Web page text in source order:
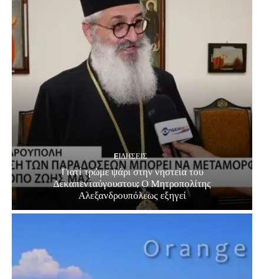
EΙΔΗΣΕΙΣ
Γιατί τρώμε ψάρι στην νηστεία του
Δεκαπενταύγουστου; Ο Μητροπολίτης
Αλεξανδρουπόλεως εξηγεί